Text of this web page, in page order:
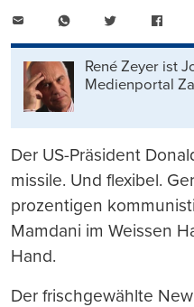
WhatsAppTwitter
René Zeyer ist
Medienportal
Der US-Präsident
missile. Und flexibel.
prozentigen
Mamdani im Weissen
Hand.
Der frischgewählte